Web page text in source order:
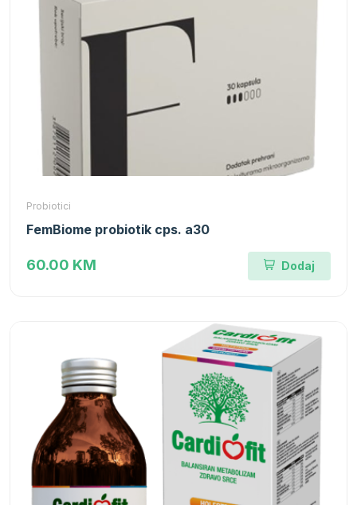
Probiotici
FemBiome probiotik cps. a30
60.00 KM Dodaj